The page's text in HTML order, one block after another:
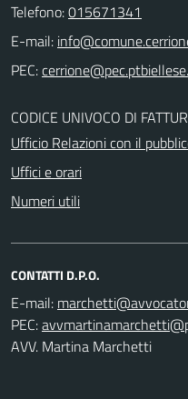
Telefono:015671341
E-mail:
PEC:
CODICE UNIVOCO DI
Ufficio Relazioni con il
Uffici e orari
Numeri utili
CONTATTI D.P.O.
E-mail:
PEC:
AVV. Martina Marchetti